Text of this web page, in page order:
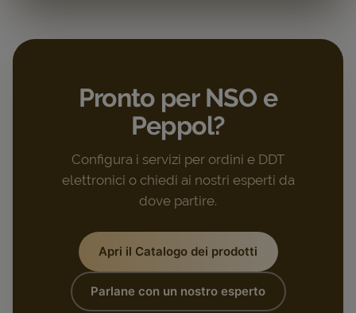
Pronto per NSO e
Peppol?
Configura i servizi per ordini e DDT
elettronici o chiedi ai nostri esperti da
dove partire.
Apri il Catalogo dei prodotti
Parlane con un nostro esperto